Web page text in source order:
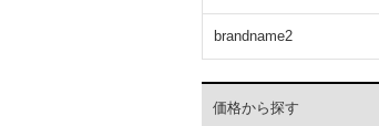
brandname2
価格から探す